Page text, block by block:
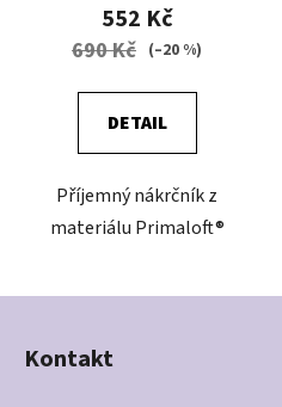
552 Kč
690 Kč (–20 %)
DETAIL
Příjemný nákrčník z
materiálu Primaloft®
Z
Kontakt